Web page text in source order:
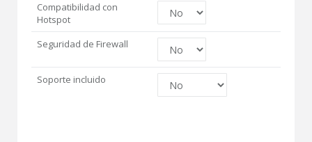
Compatibilidad con
Hotspot
Seguridad de Firewall
Soporte incluido